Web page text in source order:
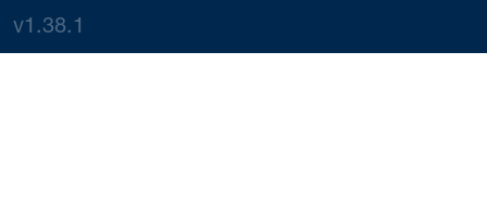
v1.38.1